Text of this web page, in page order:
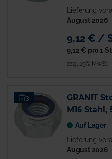
Lieferung
August 2026
9,12 € /
9,12 € pro 1
zzgl. 19% MwSt.
3
GRANIT
M16 Stahl,
Auf Lager
Lieferung
August 2026